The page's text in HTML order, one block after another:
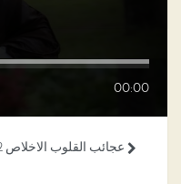
00:00
عجائب القلوب الاخلاص 2